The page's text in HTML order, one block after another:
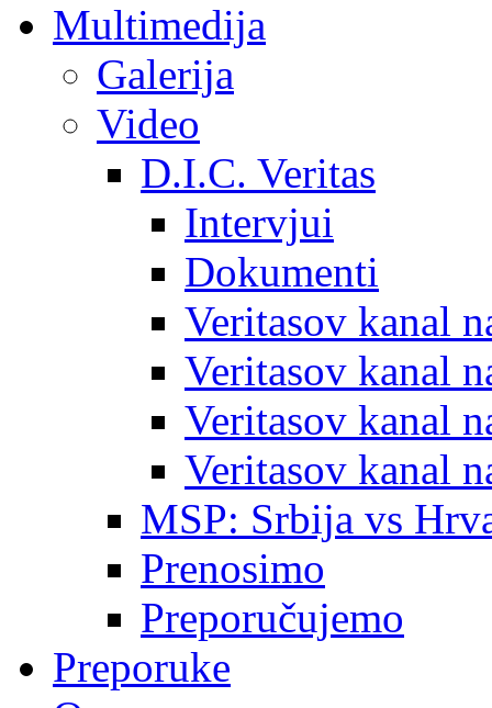
Multimedija
Galerija
Video
D.I.C. Veritas
Intervjui
Dokumenti
Veritasov kanal
Veritasov kanal
Veritasov kanal
Veritasov kanal
MSP: Srbija vs
Prenosimo
Preporučujemo
Preporuke